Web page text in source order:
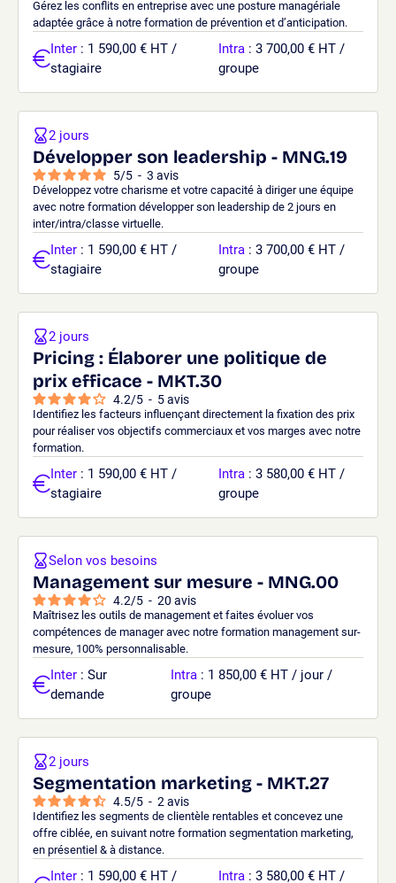
Gérez les conflits en entreprise avec une posture managériale
adaptée grâce à notre formation de prévention et d’anticipation.
Inter : 1 590,00 € HT /
stagiaire
Intra : 3 700,00 € HT /
groupe
Développer son leadership - MNG.19
5/5 - 3 avis
Développez votre charisme et votre capacité à diriger une équipe
avec notre formation développer son leadership de 2 jours en
inter/intra/classe virtuelle.
2 jours
Inter : 1 590,00 € HT /
stagiaire
Intra : 3 700,00 € HT /
groupe
Pricing : Élaborer une politique de
prix efficace - MKT.30
4.2/5 - 5avis
Identifiez les facteurs influençant directement la fixation des prix
pour réaliser vos objectifs commerciaux et vos marges avec notre
formation.
2 jours
Inter : 1 590,00 € HT /
stagiaire
Intra : 3 580,00 € HT /
groupe
Management sur mesure - MNG.00
4.2/5 - 20 avis
Maîtrisez les outils de management et faites évoluer vos
compétences de manager avec notre formation management sur-
mesure, 100% personnalisable.
Selon vos besoins
Inter : Sur
demande
Intra : 1 850,00 € HT / jour /
groupe
Segmentation marketing - MKT.27
4.5/5 - 2 avis
Identifiez les segments de clientèle rentables et concevez une
offre ciblée, en suivant notre formation segmentation marketing,
en présentiel & à distance.
2 jours
Inter : 1 590,00 € HT /
Intra : 3 580,00 € HT /